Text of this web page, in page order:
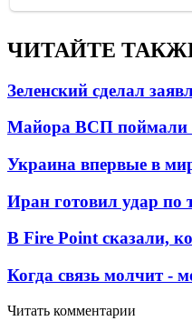
ЧИТАЙТЕ
Зеленский сделал
Майора ВСП
Украина впервые в
Иран готовил удар
В Fire Point сказали,
Когда связь молчит -
Читать комментарии